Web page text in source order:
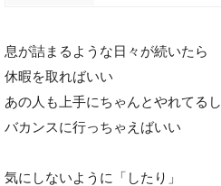
息が詰まるような日々が続いたら
休暇を取ればいい
あの人も上手にちゃんとやれてるし
バカンスに行っちゃえばいい
気にしないように「したり」